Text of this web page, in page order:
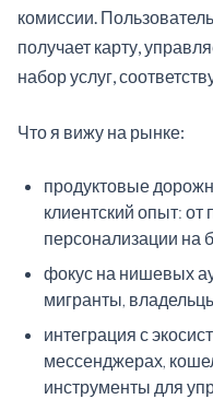
комиссии.
получает карту,
набор услуг,
Что я вижу на рынке:
продуктовые
клиентский опыт:
персонализации на
фокус на нишевых
мигранты,
интеграция с
мессенджерах,
инструменты для